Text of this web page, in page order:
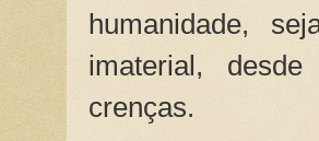
humanidade,
imaterial,
crenças.